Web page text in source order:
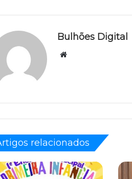
Bulhões Digital
Website
relacionados